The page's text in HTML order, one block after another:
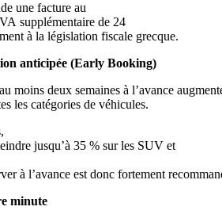
une facture au
supplémentaire de 24
à la législation fiscale grecque.
anticipée (Early Booking)
moins deux semaines à l’avance
les catégories de véhicules.
jusqu’à 35 % sur les SUV et
à l’avance est donc fortement
minute